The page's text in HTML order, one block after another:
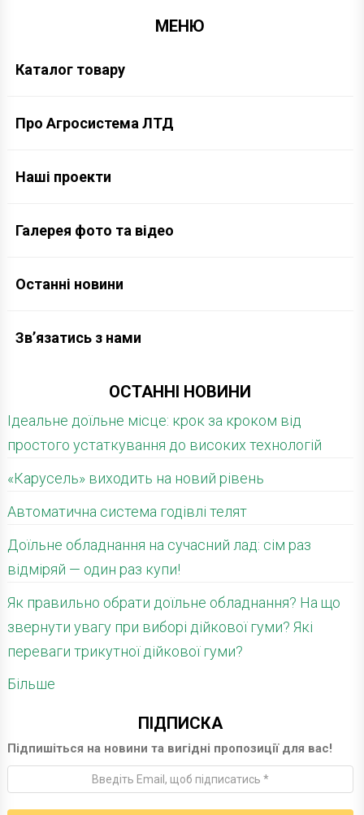
МЕНЮ
Каталог товару
Про Агросистема ЛТД
Наші проекти
Галерея фото та відео
Останні новини
Зв’язатись з нами
ОСТАННІ НОВИНИ
Ідеальне доїльне місце: крок за кроком від
простого устаткування до високих технологій
«Карусель» виходить на новий рівень
Автоматична система годівлі телят
Доїльне обладнання на сучасний лад: сім раз
відміряй — один раз купи!
Як правильно обрати доїльне обладнання? На що
звернути увагу при виборі дійкової гуми? Які
переваги трикутної дійкової гуми?
Більше
ПІДПИСКА
Підпишіться на новини та вигідні пропозиції для вас!